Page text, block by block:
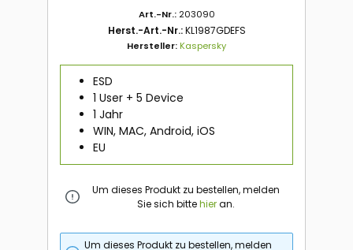
Art.-Nr.: 203090
Herst.-Art.-Nr.:KL1987GDEFS
Hersteller:Kaspersky
ESD
1 User + 5 Device
1 Jahr
WIN, MAC, Android, iOS
EU
Um dieses Produkt zu bestellen, melden
Sie sich bittehieran.
Um dieses Produkt zu bestellen, melden